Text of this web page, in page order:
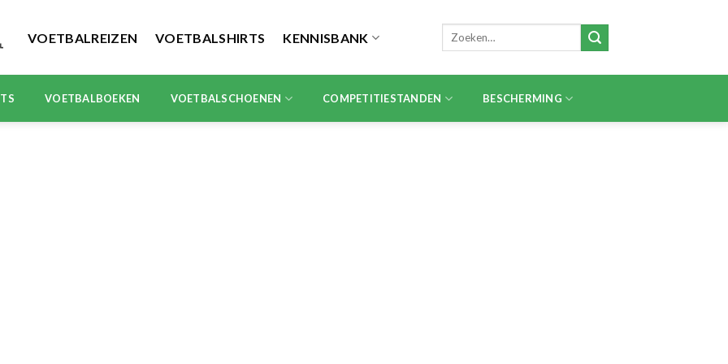
VOETBALREIZEN VOETBALSHIRTS KENNISBANK
Zoeken
VOETBALBOEKEN VOETBALSCHOENEN COMPETITIESTANDEN BESCHERMING